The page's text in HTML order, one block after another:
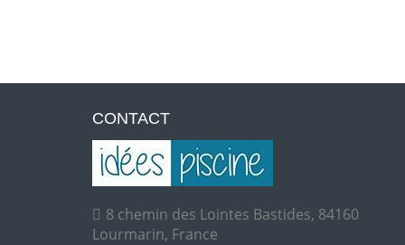
CONTACT
8 chemin des Lointes Bastides, 84160
Lourmarin, France